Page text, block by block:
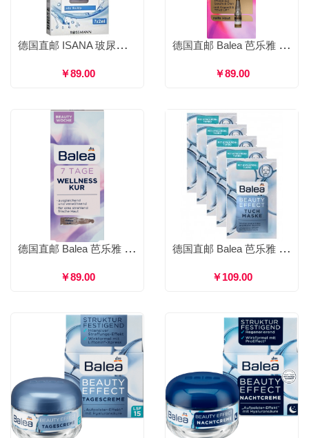
德国直邮 ISANA 玻尿酸保湿浓缩安瓶 补水保湿紧致肌肤 2ml*7支
￥89.00
德国直邮 Balea 芭乐雅 Vital系列抗皱祛皱紧致提拉浓缩精华安瓶 7*1ml
￥89.00
德国直邮 Balea 芭乐雅 7天焕肤平衡舒缓精华安瓶 紫色 7*1ml
￥89.00
德国直邮 Balea 芭乐雅 玻尿酸精华提拉紧致贴片面膜 长效保湿紧致祛皱 1片装*5个
￥109.00